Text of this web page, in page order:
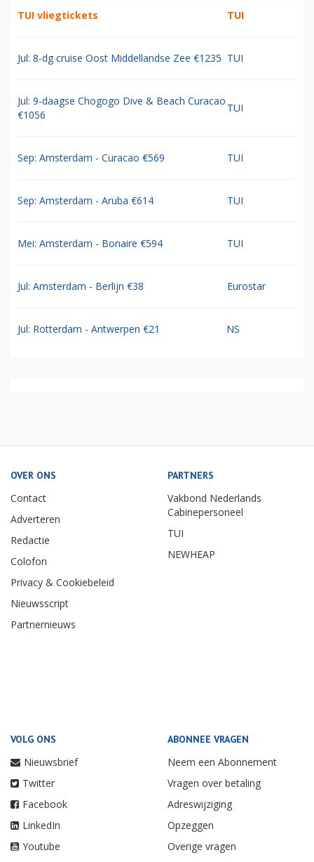
TUI vliegtickets TUI
Jul: 8-dg cruise Oost Middellandse Zee €1235 TUI
Jul: 9-daagse Chogogo Dive & Beach Curacao
€1056
TUI
Sep: Amsterdam - Curacao €569 TUI
Sep: Amsterdam - Aruba €614 TUI
Mei: Amsterdam - Bonaire €594 TUI
Jul: Amsterdam - Berlijn €38 Eurostar
Jul: Rotterdam - Antwerpen €21 NS
OVER ONS
Contact
Adverteren
Redactie
Colofon
Privacy & Cookiebeleid
Nieuwsscript
Partnernieuws
PARTNERS
Vakbond Nederlands
Cabinepersoneel
TUI
NEWHEAP
VOLG ONS
Nieuwsbrief
Twitter
Facebook
LinkedIn
Youtube
ABONNEE VRAGEN
Neem een Abonnement
Vragen over betaling
Adreswijziging
Opzeggen
Overige vragen